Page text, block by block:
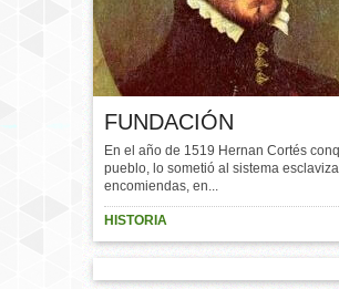
FUNDACIÓN
En el año de 1519 Hernan Cortés
pueblo, lo sometió al sistema
encomiendas, en...
HISTORIA